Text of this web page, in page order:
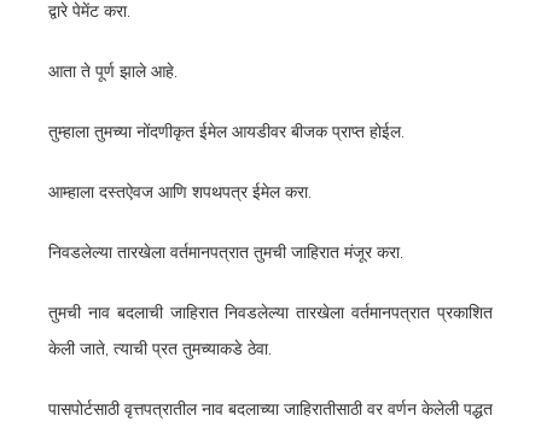
द्वारे पेमेंट करा.
आता ते पूर्ण झाले आहे.
तुम्हाला तुमच्या नोंदणीकृत ईमेल आयडीवर बीजक प्राप्त होईल.
आम्हाला दस्तऐवज आणि शपथपत्र ईमेल करा.
निवडलेल्या तारखेला वर्तमानपत्रात तुमची जाहिरात मंजूर करा.
तुमची नाव बदलाची जाहिरात निवडलेल्या तारखेला वर्तमानपत्रात प्रकाशित
केली जाते, त्याची प्रत तुमच्याकडे ठेवा.
पासपोर्टसाठी वृत्तपत्रातील नाव बदलाच्या जाहिरातीसाठी वर वर्णन केलेली पद्धत